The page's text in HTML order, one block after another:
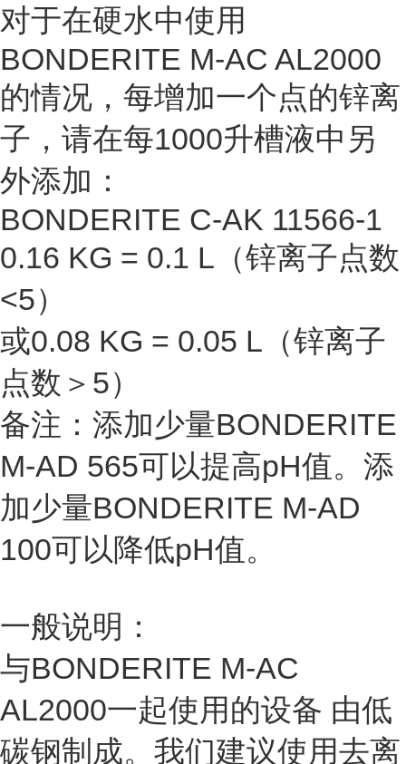
对于在硬水中使用
BONDERITE M-AC AL2000
的情况，每增加一个点的锌离
子，请在每1000升槽液中另
外添加：
BONDERITE C-AK 11566-1
0.16 KG = 0.1 L（锌离子点数
<5）
或0.08 KG = 0.05 L（锌离子
点数＞5）
备注：添加少量BONDERITE
M-AD 565可以提高pH值。添
加少量BONDERITE M-AD
100可以降低pH值。
一般说明：
与BONDERITE M-AC
AL2000一起使用的设备 由低
碳钢制成。我们建议使用去离